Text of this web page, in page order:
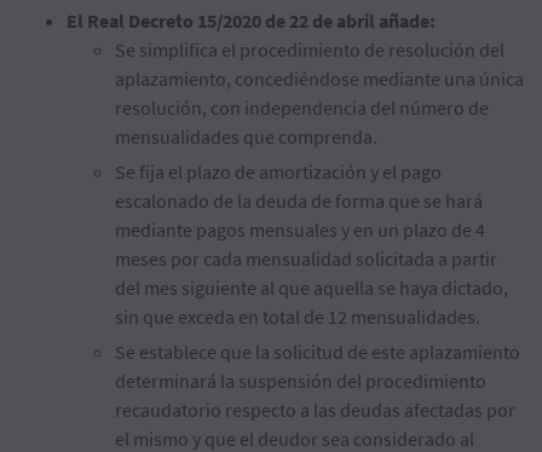
El Real Decreto 15/2020 de 22 de abril añade:
Se simplifica el procedimiento de resolución del
aplazamiento, concediéndose mediante una única
resolución, con independencia del número de
mensualidades que comprenda.
Se fija el plazo de amortización y el pago
escalonado de la deuda de forma que se hará
mediante pagos mensuales y en un plazo de 4
meses por cada mensualidad solicitada a partir
del mes siguiente al que aquella se haya dictado,
sin que exceda en total de 12 mensualidades.
Se establece que la solicitud de este aplazamiento
determinará la suspensión del procedimiento
recaudatorio respecto a las deudas afectadas por
el mismo y que el deudor sea considerado al